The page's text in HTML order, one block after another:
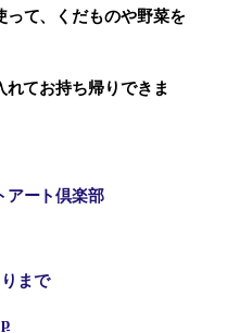
って、くだものや野菜を
てお持ち帰りできま
アート倶楽部
まで